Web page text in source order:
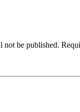
not be published.